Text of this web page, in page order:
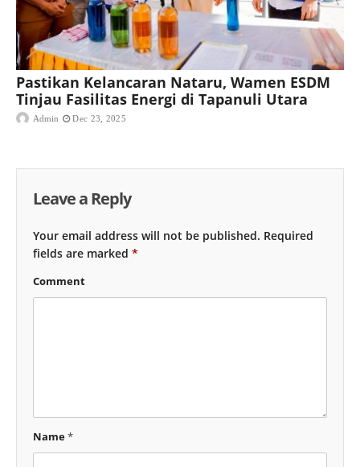
Pastikan Kelancaran Nataru, Wamen ESDM
Tinjau Fasilitas Energi di Tapanuli Utara
Admin Dec 23, 2025
Leave a Reply
Your email address will not be published. Required
fields are marked *
Comment
Name*